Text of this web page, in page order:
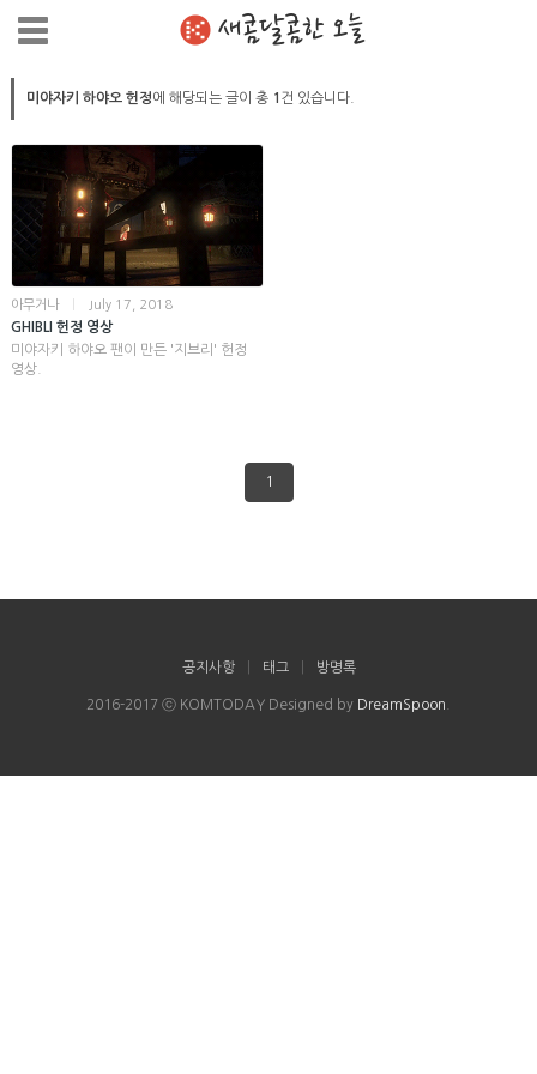
새콤달콤한 오늘
미야자키 하야오 헌정에 해당되는 글이 총 1 건 있습니다.
아무거나 July 17, 2018
GHIBLI 헌정 영상
미야자키 하야오 팬이 만든 '지브리' 헌정
영상.
1
공지사항 태그 방명록
2016-2017 ⓒ KOMTODAY Designed by DreamSpoon